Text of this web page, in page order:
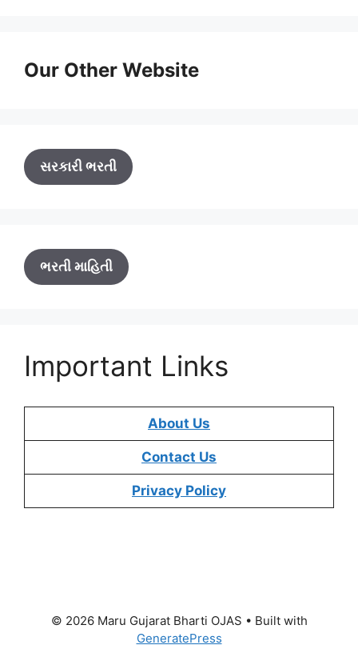
Our Other Website
સરકારી ભરતી
ભરતી માહિતી
Important Links
About Us
Contact Us
Privacy Policy
© 2026 Maru Gujarat Bharti OJAS • Built with
GeneratePress